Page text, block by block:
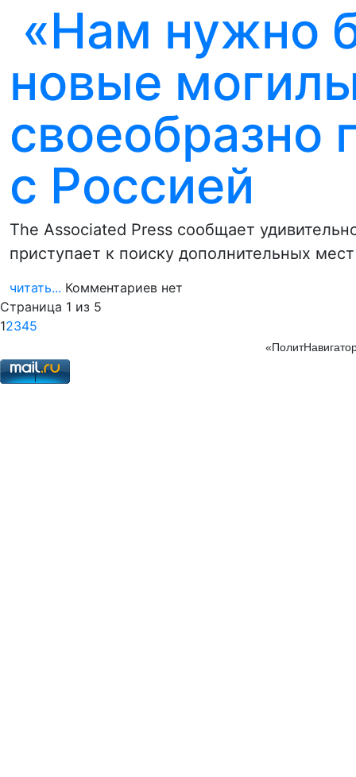
«Нам нужно
новые
своеобразно
с Россией
The Associated Press сообщает
приступает к поиску дополнительных
читать... Комментариев нет
Страница 1 из 5
12345